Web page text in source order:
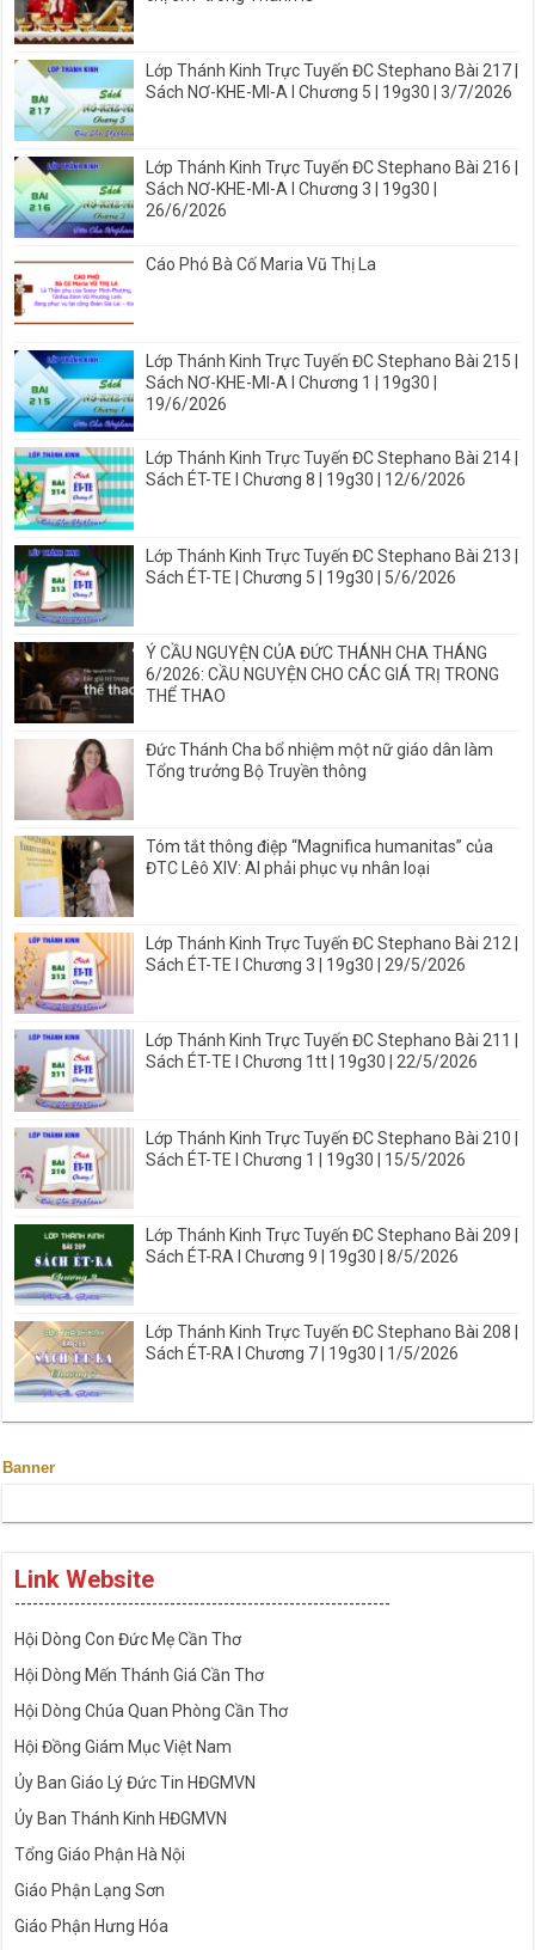
Lớp Thánh Kinh Trực Tuyến ĐC Stephano Bài 217 |
Sách NƠ-KHE-MI-A I Chương 5 | 19g30 | 3/7/2026
Lớp Thánh Kinh Trực Tuyến ĐC Stephano Bài 216 |
Sách NƠ-KHE-MI-A I Chương 3 | 19g30 |
26/6/2026
Cáo Phó Bà Cố Maria Vũ Thị La
Lớp Thánh Kinh Trực Tuyến ĐC Stephano Bài 215 |
Sách NƠ-KHE-MI-A I Chương 1 | 19g30 |
19/6/2026
Lớp Thánh Kinh Trực Tuyến ĐC Stephano Bài 214 |
Sách ÉT-TE I Chương 8 | 19g30 | 12/6/2026
Lớp Thánh Kinh Trực Tuyến ĐC Stephano Bài 213 |
Sách ÉT-TE | Chương 5 | 19g30 | 5/6/2026
Ý CẦU NGUYỆN CỦA ĐỨC THÁNH CHA THÁNG
6/2026: CẦU NGUYỆN CHO CÁC GIÁ TRỊ TRONG
THỂ THAO
Đức Thánh Cha bổ nhiệm một nữ giáo dân làm
Tổng trưởng Bộ Truyền thông
Tóm tắt thông điệp “Magnifica humanitas” của
ĐTC Lêô XIV: AI phải phục vụ nhân loại
Lớp Thánh Kinh Trực Tuyến ĐC Stephano Bài 212 |
Sách ÉT-TE I Chương 3 | 19g30 | 29/5/2026
Lớp Thánh Kinh Trực Tuyến ĐC Stephano Bài 211 |
Sách ÉT-TE I Chương 1tt | 19g30 | 22/5/2026
Lớp Thánh Kinh Trực Tuyến ĐC Stephano Bài 210 |
Sách ÉT-TE I Chương 1 | 19g30 | 15/5/2026
Lớp Thánh Kinh Trực Tuyến ĐC Stephano Bài 209 |
Sách ÉT-RA I Chương 9 | 19g30 | 8/5/2026
Lớp Thánh Kinh Trực Tuyến ĐC Stephano Bài 208 |
Sách ÉT-RA I Chương 7 | 19g30 | 1/5/2026
Banner
Link Website
---------------------------------------------------------------
Hội Dòng Con Đức Mẹ Cần Thơ
Hội Dòng Mến Thánh Giá Cần Thơ
Hội Dòng Chúa Quan Phòng Cần Thơ
Hội Đồng Giám Mục Việt Nam
Ủy Ban Giáo Lý Đức Tin HĐGMVN
Ủy Ban Thánh Kinh HĐGMVN
Tổng Giáo Phận Hà Nội
Giáo Phận Lạng Sơn
Giáo Phận Hưng Hóa